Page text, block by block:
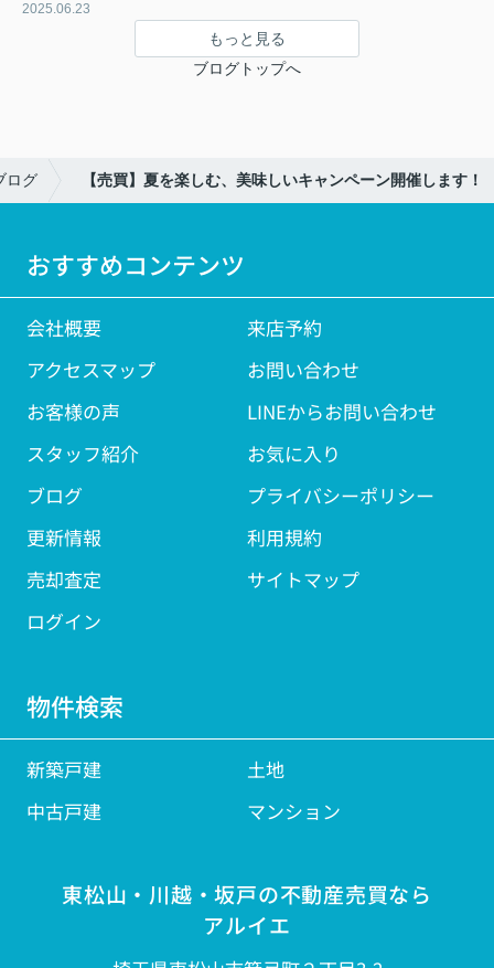
2025.06.23
もっと見る
ブログトップへ
ログ 【売買】夏を楽しむ、美味しいキャンペーン開催します！
おすすめコンテンツ
会社概要
来店予約
アクセスマップ
お問い合わせ
お客様の声
LINEからお問い合わせ
スタッフ紹介
お気に入り
ブログ
プライバシーポリシー
更新情報
利用規約
売却査定
サイトマップ
ログイン
物件検索
新築戸建
土地
中古戸建
マンション
東松山・川越・坂戸の不動産売買なら
アルイエ